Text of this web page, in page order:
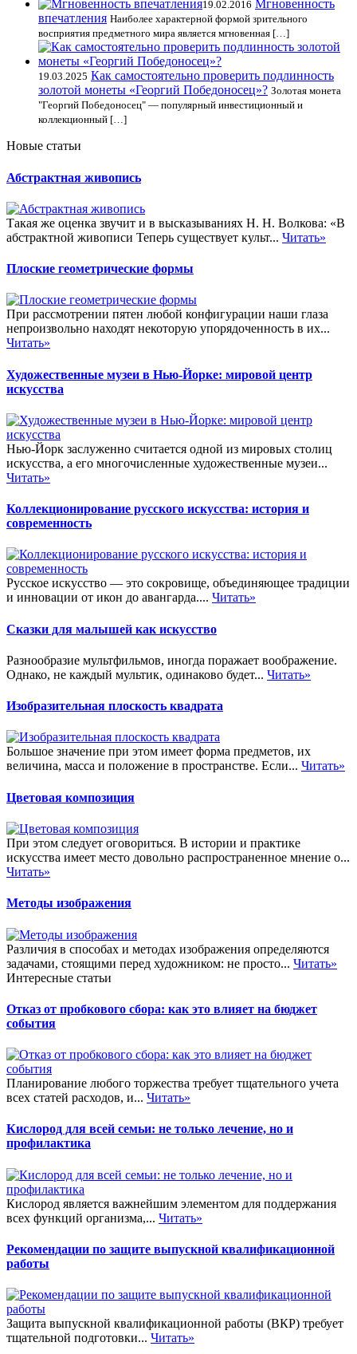
19.02.2016 Мгновенность
впечатления Наиболее характерной формой зрительного
восприятия предметного мира является мгновенная […]
19.03.2025 Как самостоятельно проверить подлинность
золотой монеты «Георгий Победоносец»? Золотая монета
"Георгий Победоносец" — популярный инвестиционный и
коллекционный […]
Новые статьи
Абстрактная живопись
Такая же оценка звучит и в высказываниях Н. Н. Волкова: «В
абстрактной живописи Теперь существует культ... Читать»
Плоские геометрические формы
При рассмотрении пятен любой конфигурации наши глаза
непроизвольно находят некоторую упорядоченность в их...
Читать»
Художественные музеи в Нью-Йорке: мировой центр
искусства
Нью-Йорк заслуженно считается одной из мировых столиц
искусства, а его многочисленные художественные музеи...
Читать»
Коллекционирование русского искусства: история и
современность
Русское искусство — это сокровище, объединяющее традиции
и инновации от икон до авангарда.... Читать»
Сказки для малышей как искусство
Разнообразие мультфильмов, иногда поражает воображение.
Однако, не каждый мультик, одинаково будет... Читать»
Изобразительная плоскость квадрата
Большое значение при этом имеет форма предметов, их
величина, масса и положение в пространстве. Если... Читать»
Цветовая композиция
При этом следует оговориться. В истории и практике
искусства имеет место довольно распространенное мнение о...
Читать»
Методы изображения
Различия в способах и методах изображения определяются
задачами, стоящими перед художником: не просто... Читать»
Интересные статьи
Отказ от пробкового сбора: как это влияет на бюджет
события
Планирование любого торжества требует тщательного учета
всех статей расходов, и... Читать»
Кислород для всей семьи: не только лечение, но и
профилактика
Кислород является важнейшим элементом для поддержания
всех функций организма,... Читать»
Рекомендации по защите выпускной квалификационной
работы
Защита выпускной квалификационной работы (ВКР) требует
тщательной подготовки... Читать»